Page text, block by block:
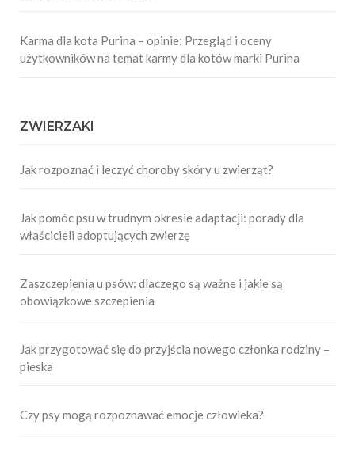
Karma dla kota Purina – opinie: Przegląd i oceny
użytkowników na temat karmy dla kotów marki Purina
ZWIERZAKI
Jak rozpoznać i leczyć choroby skóry u zwierząt?
Jak pomóc psu w trudnym okresie adaptacji: porady dla
właścicieli adoptujących zwierzę
Zaszczepienia u psów: dlaczego są ważne i jakie są
obowiązkowe szczepienia
Jak przygotować się do przyjścia nowego członka rodziny –
pieska
Czy psy mogą rozpoznawać emocje człowieka?